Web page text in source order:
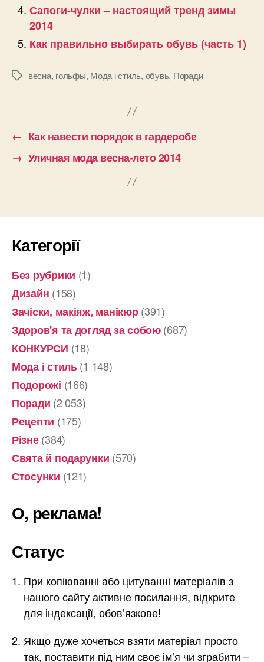
Сапоги-чулки – настоящий тренд зимы
2014
Как правильно выбирать обувь (часть 1)
Позначки
весна, гольфы, Мода і стиль, обувь, Поради
← Как навести порядок в гардеробе
→ Уличная мода весна-лето 2014
Категорії
Без рубрики (1)
Дизайн (158)
Зачіски, макіяж, манікюр(391)
Здоров'я та догляд за собою(687)
КОНКУРСИ (18)
Мода і стиль(1 148)
Подорожі (166)
Поради (2 053)
Рецепти (175)
Різне(384)
Свята й подарунки (570)
Стосунки (121)
О, реклама!
Статус
При копіюванні або цитуванні матеріалів з
нашого сайту активне посилання, відкрите
для індексації, обов’язкове!
Якщо дуже хочеться взяти матеріал просто
так, поставити під ним своє ім’я чи зграбити –